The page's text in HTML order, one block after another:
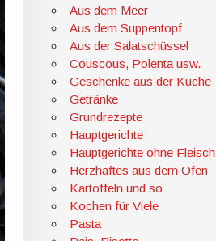
Aus dem Meer
Aus dem Suppentopf
Aus der Salatschüssel
Couscous, Polenta usw.
Geschenke aus der Küche
Getränke
Grundrezepte
Hauptgerichte
Hauptgerichte ohne Fleisch
Herzhaftes aus dem Ofen
Kartoffeln und so
Kochen für Viele
Pasta